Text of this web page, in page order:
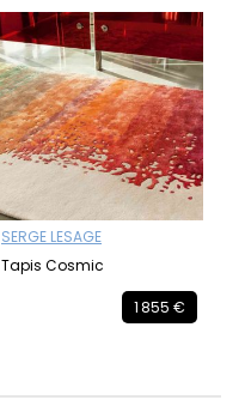
SERGE LESAGE
Tapis Cosmic
1 855 €